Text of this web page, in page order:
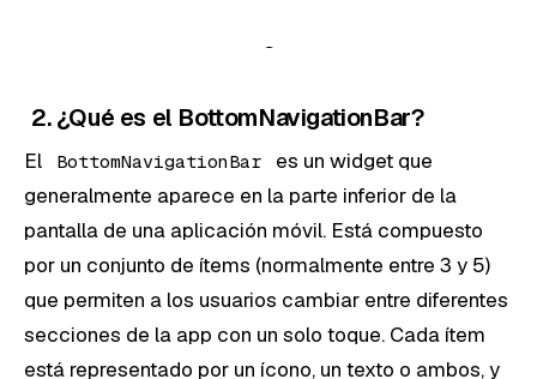
2. ¿Qué es el BottomNavigationBar?
El BottomNavigationBar
es un widget que
generalmente aparece en la parte inferior de la
pantalla de una aplicación móvil. Está compuesto
por un conjunto de ítems (normalmente entre 3 y 5)
que permiten a los usuarios cambiar entre diferentes
secciones de la app con un solo toque. Cada ítem
está representado por un ícono, un texto o ambos, y